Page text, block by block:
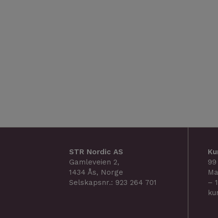
STR Nordic AS
Gamleveien 2,
1434 Ås, Norge
Selskapsnr.: 923 264 701
–